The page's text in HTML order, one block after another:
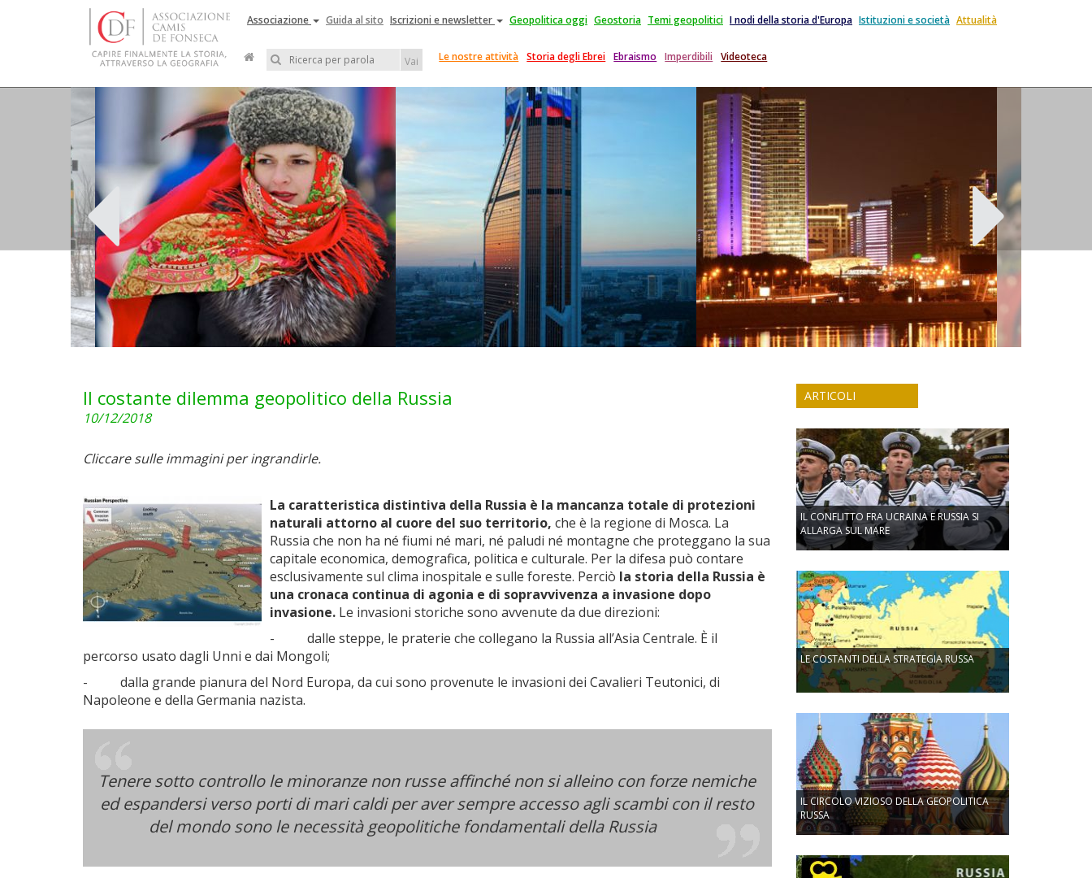
Associazione Guida al sito Iscrizioni e newsletter Geopolitica oggi Geostoria Temi geopolitici I nodi della storia d'Europa Istituzioni e società Attualità
Vai Le nostre attività Storia degli Ebrei Ebraismo Imperdibili Videoteca
Il costante dilemma geopolitico della Russia
10/12/2018
Cliccare sulle immagini per ingrandirle.
La caratteristica distintiva della Russia è la mancanza totale di protezioni
naturali attorno al cuore del suo territorio, che è la regione di Mosca. La
Russia che non ha né fiumi né mari, né paludi né montagne che proteggano la sua
capitale economica, demografica, politica e culturale. Per la difesa può contare
esclusivamente sul clima inospitale e sulle foreste. Perciò la storia della Russia è
una cronaca continua di agonia e di sopravvivenza a invasione dopo
invasione. Le invasioni storiche sono avvenute da due direzioni:
- dalle steppe, le praterie che collegano la Russia all’Asia Centrale. È il
percorso usato dagli Unni e dai Mongoli;
- dalla grande pianura del Nord Europa, da cui sono provenute le invasioni dei Cavalieri Teutonici, di
Napoleone e della Germania nazista.
Tenere sotto controllo le minoranze non russe affinché non si alleino con forze nemiche
ed espandersi verso porti di mari caldi per aver sempre accesso agli scambi con il resto
del mondo sono le necessità geopolitiche fondamentali della Russia
ARTICOLI
IL CONFLITTO FRA UCRAINA E RUSSIA SI
ALLARGA SUL MARE
LE COSTANTI DELLA STRATEGIA RUSSA
IL CIRCOLO VIZIOSO DELLA GEOPOLITICA
RUSSA